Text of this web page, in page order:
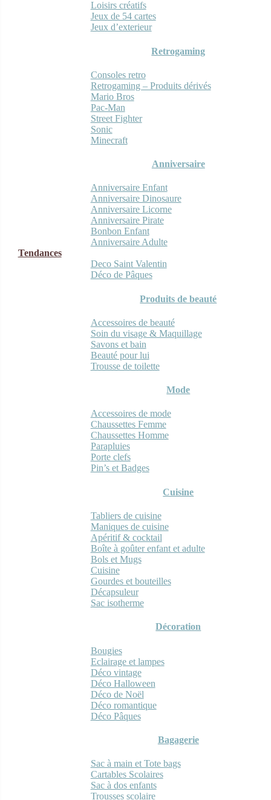
Loisirs créatifs
Jeux de 54 cartes
Jeux d’exterieur
Retrogaming
Consoles retro
Retrogaming – Produits dérivés
Mario Bros
Pac-Man
Street Fighter
Sonic
Minecraft
Anniversaire
Anniversaire Enfant
Anniversaire Dinosaure
Anniversaire Licorne
Anniversaire Pirate
Bonbon Enfant
Anniversaire Adulte
Tendances
Deco Saint Valentin
Déco de Pâques
Produits de beauté
Accessoires de beauté
Soin du visage & Maquillage
Savons et bain
Beauté pour lui
Trousse de toilette
Mode
Accessoires de mode
Chaussettes Femme
Chaussettes Homme
Parapluies
Porte clefs
Pin’s et Badges
Cuisine
Tabliers de cuisine
Maniques de cuisine
Apéritif & cocktail
Boîte à goûter enfant et adulte
Bols et Mugs
Cuisine
Gourdes et bouteilles
Décapsuleur
Sac isotherme
Décoration
Bougies
Eclairage et lampes
Déco vintage
Déco Halloween
Déco de Noël
Déco romantique
Déco Pâques
Bagagerie
Sac à main et Tote bags
Cartables Scolaires
Sac à dos enfants
Trousses scolaire